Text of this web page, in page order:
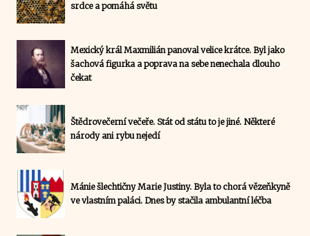
srdce a pomáhá světu
Mexický král Maxmilián panoval velice krátce. Byl jako
šachová figurka a poprava na sebe nenechala dlouho
čekat
Štědrovečerní večeře. Stát od státu to je jiné. Některé
národy ani rybu nejedí
Mánie šlechtičny Marie Justiny. Byla to chorá vězeňkyně
ve vlastním paláci. Dnes by stačila ambulantní léčba